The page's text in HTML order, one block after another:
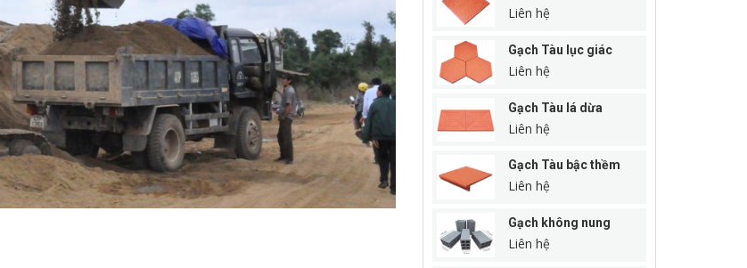
Liên hệ
Gạch Tàu lục giác
Liên hệ
Gạch Tàu lá dừa
Liên hệ
Gạch Tàu bậc thềm
Liên hệ
Gạch không nung
Liên hệ